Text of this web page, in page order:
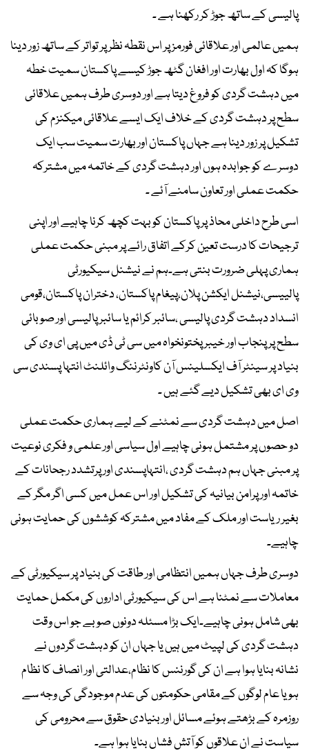
پالیسی کے ساتھ جوڑ کر رکھنا ہے ۔
ہمیں عالمی اور علاقائی فورمز پر اس نقطہ نظر پر تواتر کے ساتھ زور دینا
ہوگا کہ اول بھارت اور افغان گٹھ جوڑ کیسے پاکستان سمیت خطہ
میں دہشت گردی کو فروغ دیتا ہے اور دوسری طرف ہمیں علاقائی
سطح پر دہشت گردی کے خلاف ایک ایسے علاقائی میکنزم کی
تشکیل پر زور دینا ہے جہاں پاکستان اور بھارت سمیت سب ایک
دوسرے کو جوابدہ ہوں اور دہشت گردی کے خاتمہ میں مشترکہ
حکمت عملی اور تعاون سامنے آئے ۔
اسی طرح داخلی محاذ پر پاکستان کو بہت کچھ کرنا چاہیے اور اپنی
ترجیحات کا درست تعین کرکے اتفاق رائے پر مبنی حکمت عملی
ہماری پہلی ضرورت بنتی ہے۔ہم نے نیشنل سیکیورٹی
پالییسی،نیشنل ایکشن پلان،پیغام پاکستان، دختران پاکستان،قومی
انسداد دہشت گردی پالیسی ،سائبر کرائم یا سائبر پالیسی اور صوبائی
سطح پر پنجاب اور خیبر پختونخواہ میں سی ٹی ڈی میں پی ای وی کی
بنیاد پر سینٹر آف ایکسلینس آن کاونٹرننگ وائلنٹ انتہا پسندی سی
وی ای بھی تشکیل دیے گئے ہیں ۔
اصل میں دہشت گردی سے نمٹنے کے لیے ہماری حکمت عملی
دو حصوں پر مشتمل ہونی چاہیے اول سیاسی اور علمی و فکری نوعیت
پر مبنی جہاں ہم دہشت گردی ،انتہاپسندی اور پرتشدد رجحانات کے
خاتمہ اور پرامن بیانیہ کی تشکیل اور اس عمل میں کسی اگر مگر کے
بغیر ریاست اور ملک کے مفاد میں مشترکہ کوششوں کی حمایت ہونی
چاہیے۔
دوسری طرف جہاں ہمیں انتظامی اور طاقت کی بنیاد پر سیکیورٹی کے
معاملات سے نمٹنا ہے اس کی سیکیورٹی اداروں کی مکمل حمایت
بھی شامل ہونی چاہیے۔ایک بڑا مسئلہ دونوں صوبے جو اس وقت
دہشت گردی کی لپیٹ میں ہیں یا جہاں ان کو دہشت گردوں نے
نشانہ بنایا ہوا ہے ان کی گورننس کا نظام،عدالتی اور انصاف کا نظام
ہو یا عام لوگوں کے مقامی حکومتوں کی عدم موجودگی کی وجہ سے
روزمرہ کے بڑھتے ہوئے مسائل اور بنیادی حقوق سے محرومی کی
سیاست نے ان علاقوں کو آتش فشاں بنایا ہوا ہے۔